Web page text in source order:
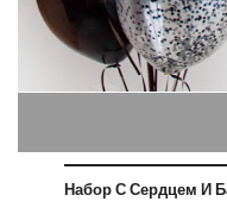
Набор С Сердцем И